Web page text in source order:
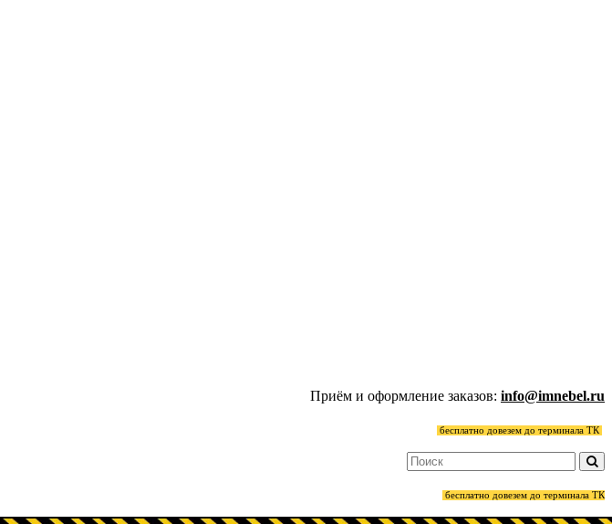
Приём и оформление заказов: info@imnebel.ru
бесплатно довезем до терминала ТК
бесплатно довезем до терминала ТК